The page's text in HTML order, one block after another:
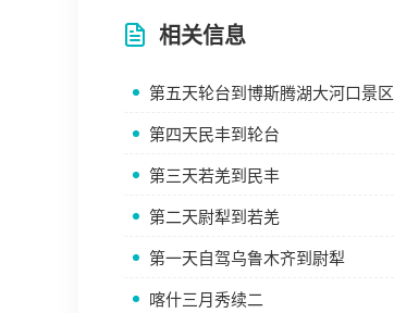
相关信息
第五天轮台到博斯腾湖大河口景区
第四天民丰到轮台
第三天若羌到民丰
第二天尉犁到若羌
第一天自驾乌鲁木齐到尉犁
喀什三月秀续二